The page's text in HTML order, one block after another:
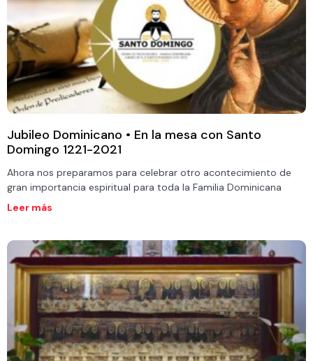
Jubileo Dominicano • En la mesa con Santo
Domingo 1221-2021
Ahora nos preparamos para celebrar otro acontecimiento de
gran importancia espiritual para toda la Familia Dominicana
Leer más